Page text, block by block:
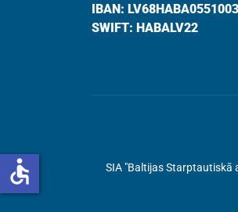
IBAN:
SWIFT: HABALV22
SIA "Baltijas Starptautiskā
accessible